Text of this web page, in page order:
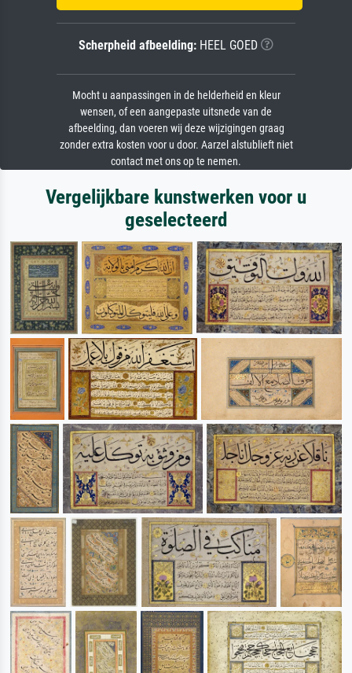
Scherpheid afbeelding: HEEL GOED
Mocht u aanpassingen in de helderheid en kleur
wensen, of een aangepaste uitsnede van de
afbeelding, dan voeren wij deze wijzigingen graag
zonder extra kosten voor u door. Aarzel alstublieft niet
contact met ons op te nemen.
Vergelijkbare kunstwerken voor u
geselecteerd